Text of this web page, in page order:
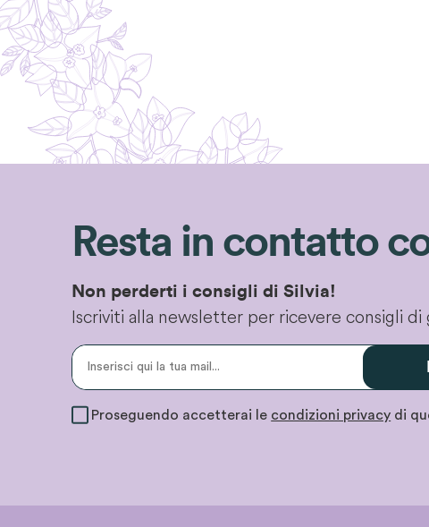
Resta in contatto
Non perderti i consigli di Silvia!
Iscriviti alla newsletter per ricevere consigli
Proseguendo accetterai le condizioni privacy di